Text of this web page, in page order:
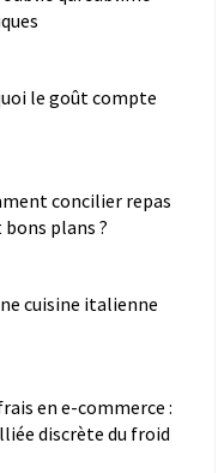
le goût compte
concilier repas
plans ?
cuisine italienne
en e-commerce :
discrète du froid